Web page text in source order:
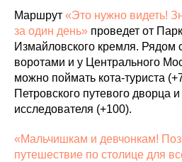
Маршрут «Это нужно видеть!
за один день» проведет от
Измайловского кремля.
воротами и у Центрального
можно поймать кота-туриста
Петровского путевого дворца
исследователя (+100).
«Мальчишкам и девчонкам!
путешествие по столице для